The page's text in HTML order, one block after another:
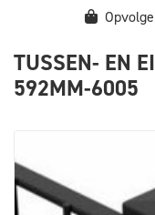
TUSSEN- EN
592MM-6005